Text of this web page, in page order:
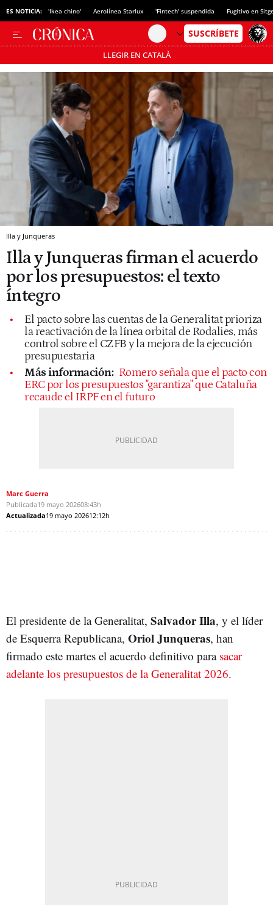
ES NOTICIA: 'Ikea chino' Aerolínea Starlux 'Fintech' suspendida Fugitivo en
LLEGIR EN CATALÀ
Pásate al MODO AHORRO
Illa y Junqueras
Illa y Junqueras firman el acuerdo
por los presupuestos: el texto
íntegro
El pacto sobre las cuentas de la Generalitat prioriza
la reactivación de la línea orbital de Rodalies, más
control sobre el CZFB y la mejora de la ejecución
presupuestaria
Más información: Romero señala que el pacto con
ERC por los presupuestos "garantiza" que Cataluña
recaude el IRPF en el futuro
Marc Guerra
Publicada19 mayo 202608:43h
Actualizada19 mayo 202612:12h
El presidente de la Generalitat, Salvador Illa, y el líder
de Esquerra Republicana, Oriol Junqueras, han
firmado este martes el acuerdo definitivo para sacar
adelante los presupuestos de la Generalitat 2026.